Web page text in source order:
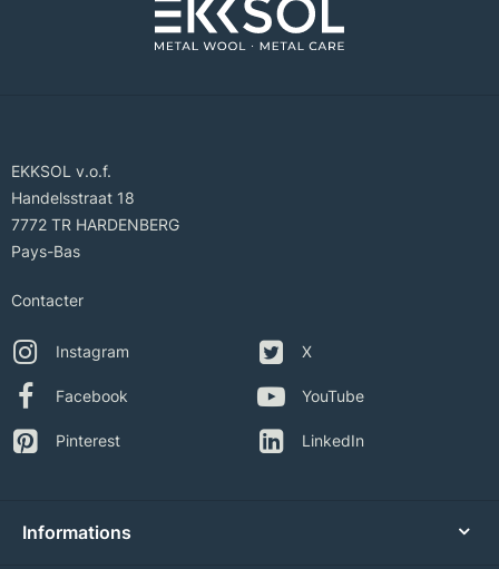
EKKSOL v.o.f.
Handelsstraat 18
7772 TR HARDENBERG
Pays-Bas
Contacter
Instagram
Facebook
Pinterest
X
YouTube
LinkedIn
Informations